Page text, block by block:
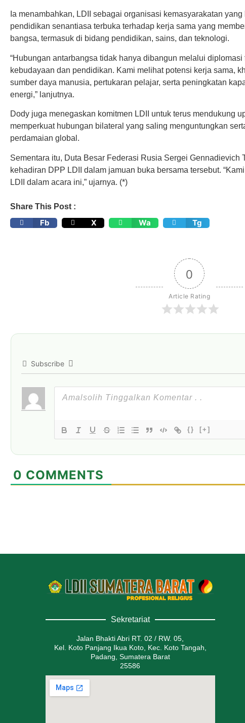
Ia menambahkan, LDII sebagai organisasi kemasyarakatan
pendidikan senantiasa terbuka terhadap kerja sama yang
bangsa, termasuk di bidang pendidikan, sains, dan teknologi.
“Hubungan antarbangsa tidak hanya dibangun melalui
kebudayaan dan pendidikan. Kami melihat potensi kerja sama,
sumber daya manusia, pertukaran pelajar, serta peningkatan
energi,” lanjutnya.
Dody juga menegaskan komitmen LDII untuk terus mendukung
memperkuat hubungan bilateral yang saling menguntungkan
perdamaian global.
Sementara itu, Duta Besar Federasi Rusia Sergei Gennadievich
kehadiran DPP LDII dalam jamuan buka bersama tersebut.
LDII dalam acara ini,” ujarnya. (*)
Share This Post :
Fb X Wa Tg
0
Article Rating
Subscribe
{} [+]
0 COMMENTS
Sekretariat
Jalan Bhakti Abri RT. 02 / RW. 05,
Kel. Koto Panjang Ikua Koto, Kec. Koto Tangah,
Padang, Sumatera Barat
25586